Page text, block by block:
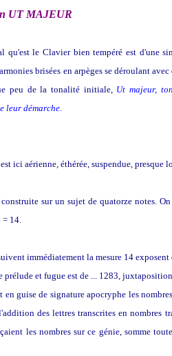
UT MAJEUR
qu'est le Clavier bien tempéré est d'une
brisées en arpèges se déroulant
peu de la tonalité initiale, Ut majeur,
leur démarche.
ici aérienne, éthérée, suspendue, presque
sur un sujet de quatorze notes.
14.
immédiatement la mesure 14 exposent
et fugue est de ... 1283,
guise de signature apocryphe les
des lettres transcrites en nombres
les nombres sur ce génie, somme